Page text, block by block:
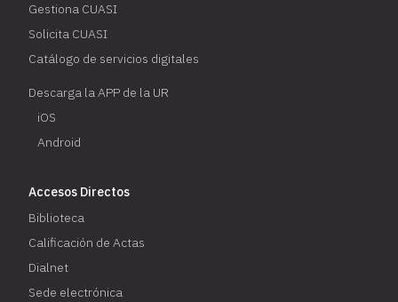
Gestiona CUASI
Solicita CUASI
Catálogo de servicios digitales
Descarga la APP de la UR
iOS
Android
Accesos Directos
Biblioteca
Calificación de Actas
Dialnet
Sede electrónica